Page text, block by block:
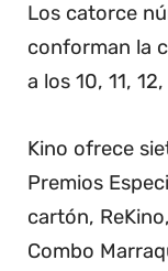
Los catorce
conforman la
a los 10, 11,
Kino ofrece
Premios
cartón,
Combo